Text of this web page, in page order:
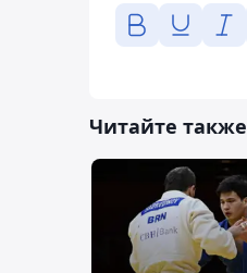
Читайте также